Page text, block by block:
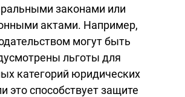
законами или
актами. Например,
могут быть
льготы для
категорий юридических
это способствует защите